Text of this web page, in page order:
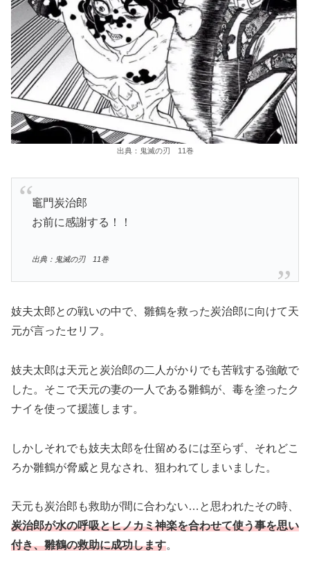
出典：鬼滅の刃 11巻
竈門炭治郎
お前に感謝する！！
出典：鬼滅の刃 11巻
妓夫太郎との戦いの中で、雛鶴を救った炭治郎に向けて天
元が言ったセリフ。
妓夫太郎は天元と炭治郎の二人がかりでも苦戦する強敵で
した。そこで天元の妻の一人である雛鶴が、毒を塗ったク
ナイを使って援護します。
しかしそれでも妓夫太郎を仕留めるには至らず、それどこ
ろか雛鶴が脅威と見なされ、狙われてしまいました。
天元も炭治郎も救助が間に合わない…と思われたその時、
炭治郎が水の呼吸とヒノカミ神楽を合わせて使う事を思い
付き、雛鶴の救助に成功します。